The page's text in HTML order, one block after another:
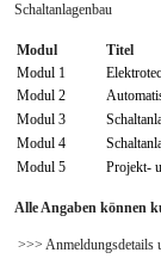
Weiterbildung
Fortbildung
Downloads
Modul Titel
Modul 1
Modul 2
Modul 3
Modul 4
Modul 5
Projekt-
Alle Angaben können
>>> Anmeldungsdetails